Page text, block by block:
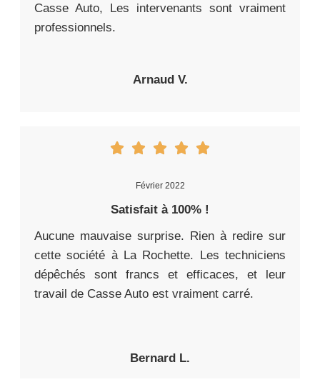
Casse Auto, Les intervenants sont vraiment
professionnels.
Arnaud V.
Février 2022
Satisfait à 100% !
Aucune mauvaise surprise. Rien à redire sur
cette société à La Rochette. Les techniciens
dépêchés sont francs et efficaces, et leur
travail de Casse Auto est vraiment carré.
Bernard L.